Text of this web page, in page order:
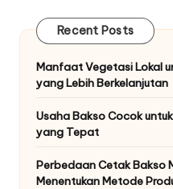
Recent Posts
Manfaat Vegetasi Lokal
yang Lebih Berkelanjutan
Usaha Bakso Cocok
yang Tepat
Perbedaan Cetak Bakso
Menentukan Metode